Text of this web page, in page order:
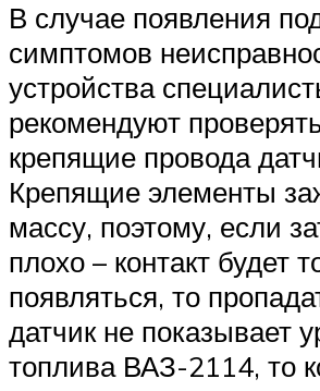
В случае появления
симптомов
устройства
рекомендуют
крепящие провода
Крепящие элементы
массу, поэтому, если
плохо – контакт будет
появляться, то
датчик не показывает
топлива ВАЗ-2114, то